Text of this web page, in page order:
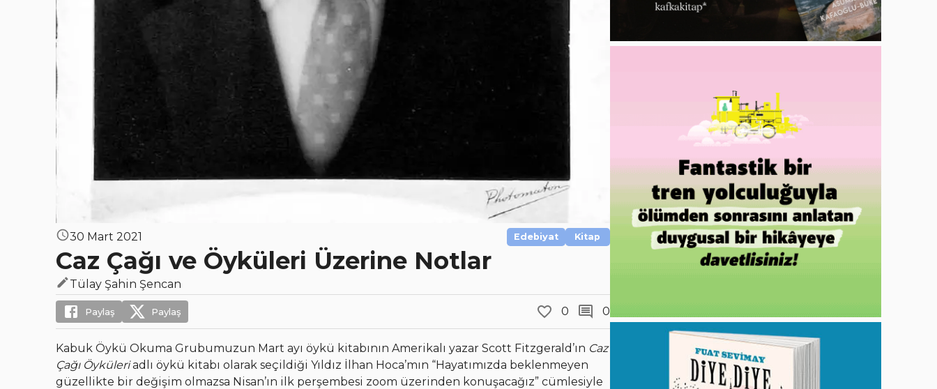
30 Mart 2021 Edebiyat Kitap
Caz Çağı ve Öyküleri Üzerine Notlar
Tülay Şahin Şencan
Paylaş Paylaş 0 0
Kabuk Öykü Okuma Grubumuzun Mart ayı öykü kitabının Amerikalı yazar Scott Fitzgerald’ın Caz
Çağı Öyküleriadlı öykü kitabı olarak seçildiği Yıldız İlhan Hoca’mın “Hayatımızda beklenmeyen
güzellikte bir değişim olmazsa Nisan’ın ilk perşembesi zoom üzerinden konuşacağız” cümlesiyle